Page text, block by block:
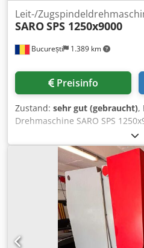
București 1.389 km
Leit-/
SAROSPS 1250x9000
Preisinfo
Zustand: sehr gut (gebraucht),
Drehmaschine SARO SPS
Targoviste, Baujahr 1997.
max. Umlaufdurchmesser über
Spindeldurchmesser 250 mm,
Umlaufdurchmesser über
Werkstückgewicht zwischen
Schleifvorrichtung verfügbar!
Strom verfügbar. Gewicht ca.